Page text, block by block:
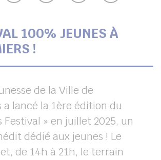
100% JEUNES À
!
de la Ville de
lancé la 1ère édition du
Festival » en juillet 2025, un
dédié aux jeunes ! Le
de 14h à 21h, le terrain